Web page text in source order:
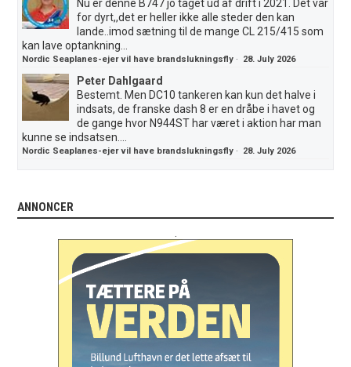
Nu er denne B747 jo taget ud af drift i 2021. Det var
for dyrt,,det er heller ikke alle steder den kan
lande..imod sætning til de mange CL 215/415 som
kan lave optankning...
Nordic Seaplanes-ejer vil have brandslukningsfly · 28. July 2026
Peter Dahlgaard
Bestemt. Men DC10 tankeren kan kun det halve i
indsats, de franske dash 8 er en dråbe i havet og
de gange hvor N944ST har været i aktion har man
kunne se indsatsen....
Nordic Seaplanes-ejer vil have brandslukningsfly · 28. July 2026
ANNONCER